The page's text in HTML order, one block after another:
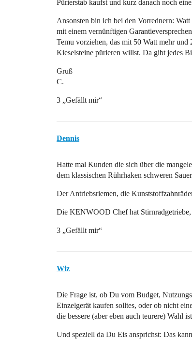
Pürierstab kaufst und kurz danach noch
Ansonsten bin ich bei den Vorrednern:
mit einem vernünftigen
Temu vorziehen, das mit 50 Watt mehr
Kieselsteine pürieren willst. Da gibt jedes
Gruß
C.
3 „Gefällt mir“
Dennis
Hatte mal Kunden die sich über die
dem klassischen Rührhaken schweren
Der Antriebsriemen, die
Die KENWOOD Chef hat Stirnradgetriebe,
3 „Gefällt mir“
Wiz
Die Frage ist, ob Du vom Budget,
Einzelgerät kaufen solltes, oder ob nicht
die bessere (aber eben auch teurere) Wahl
Und speziell da Du Eis ansprichst: Das